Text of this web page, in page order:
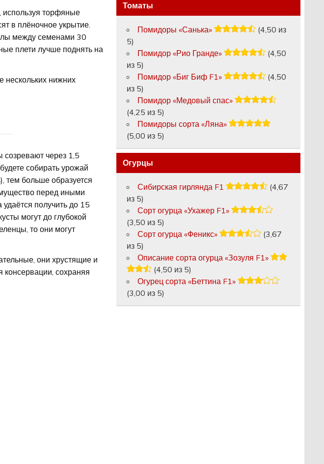
используя торфяные
в плёночное укрытие.
между семенами 30
плети лучше поднять на
нескольких нижних
через 1,5
собирать урожай
тем больше образуется
перед иными
получить до 15
могут до глубокой
то они могут
они хрустящие и
сохраняя
Томаты
Помидоры «Санька»
(4,50 из
5)
Помидор «Рио Гранде»
(4,50
из 5)
Помидор «Биг Биф F1»
(4,50
из 5)
Помидор «Медовый спас»
(4,25 из 5)
Помидоры сорта «Ляна»
(5,00 из 5)
Огурцы
Сибирская гирлянда F1
(4,67
из 5)
Сорт огурца «Ухажер F1»
(3,50 из 5)
Сорт огурца «Феникс»
(3,67
из 5)
Описание сорта огурца «Зозуля F1»
(4,50 из 5)
Огурец сорта «Беттина F1»
(3,00 из 5)